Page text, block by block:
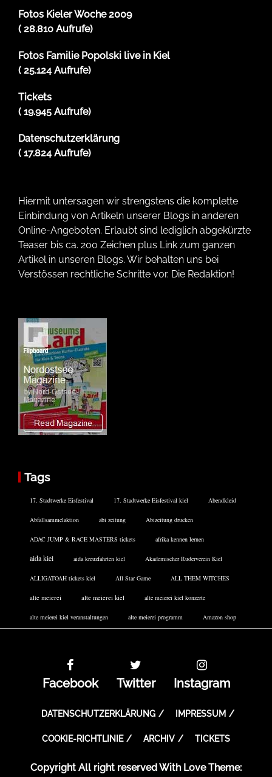
Fotos Kieler Woche 2009
( 28.810 Aufrufe)
Fotos Familie Popolski live in Kiel
( 25.124 Aufrufe)
Tickets
( 19.945 Aufrufe)
Datenschutzerklärung
( 17.824 Aufrufe)
Hiermit untersagen wir strengstens die komplette
Einbindung von Artikeln unserer Blogs in anderen
Online-Angeboten. Erlaubt sind lediglich abgekürzte
Teaser bis ca. 200 Zeichen plus Link zum ganzen
Artikel in unseren Blogs. Wir behalten uns bei
Verstössen rechtliche Schritte vor. Die Redaktion!
Tags
17. Stadtwerke Eisfestival 17. Stadtwerke Eisfestival kiel Abendkleid
Abfallsammelaktion abi zeitung Abizeitung drucken
ADAC JUMP & RACE MASTERS tickets afrika kennen lernen
aida kiel aida kreuzfahrten kiel Akademischer Ruderverein Kiel
ALLIGATOAH tickets kiel All Star Game ALL THEM WITCHES
alte meierei alte meierei kiel alte meierei kiel konzerte
alte meierei kiel veranstaltungen alte meierei programm Amazon shop
Facebook Twitter Instagram
DATENSCHUTZERKLÄRUNG IMPRESSUM
COOKIE-RICHTLINIE ARCHIV TICKETS
Copyright All right reserved With Love Theme: